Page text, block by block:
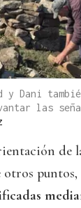
y Dani
las
de
otros